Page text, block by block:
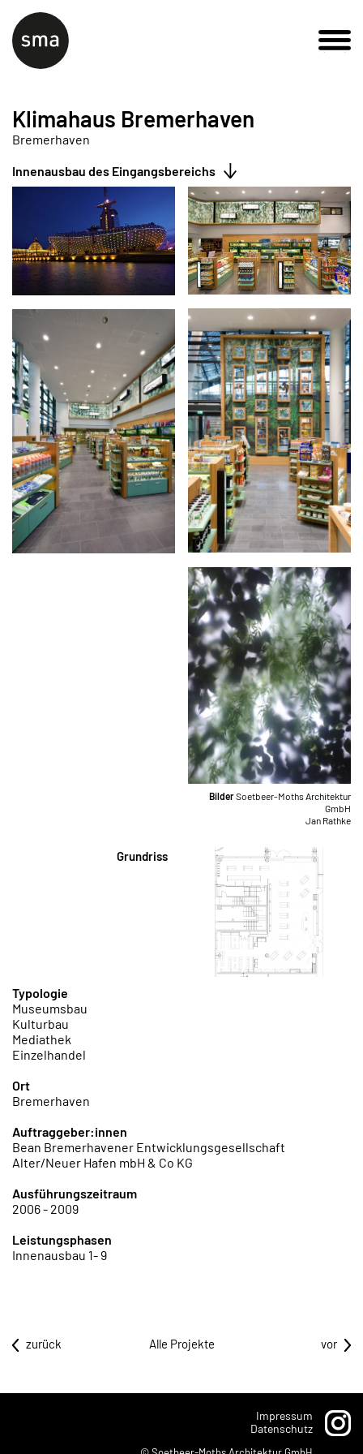
Klimahaus Bremerhaven
Bremerhaven
Innenausbau des Eingangsbereichs
BilderSoetbeer-Moths Architektur
GmbH
Jan Rathke
Grundriss
Typologie
Museumsbau
Kulturbau
Mediathek
Einzelhandel
Ort
Bremerhaven
Auftraggeber:innen
Bean Bremerhavener Entwicklungsgesellschaft
Alter/Neuer Hafen mbH & Co KG
Ausführungszeitraum
2006 - 2009
Leistungsphasen
Innenausbau 1- 9
zurück Alle Projekte vor
Impressum
Datenschutz